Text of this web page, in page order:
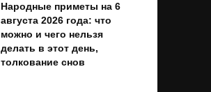
Народные приметы на 6
августа 2026 года: что
можно и чего нельзя
делать в этот день,
толкование снов